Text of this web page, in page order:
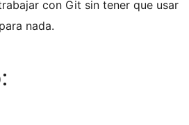
con Git sin tener que usar
nada.